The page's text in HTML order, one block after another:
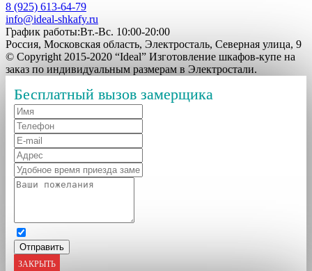
8 (925) 613-64-79
info@ideal-shkafy.ru
График работы:Вт.-Вс. 10:00-20:00
Россия, Московская область, Электросталь, Северная улица, 9
© Copyright 2015-2020 “Ideal” Изготовление шкафов-купе на
заказ по индивидуальным размерам в Электростали.
Бесплатный вызов замерщика
ЗАКРЫТЬ